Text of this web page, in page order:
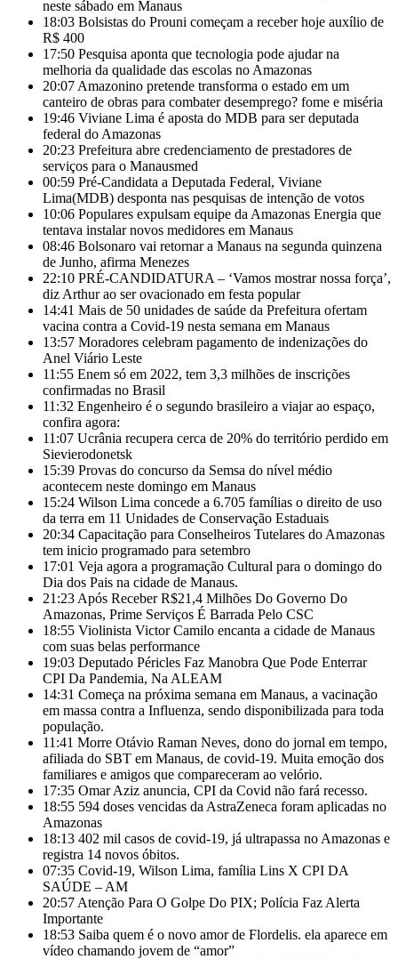
neste sábado em Manaus
18:03 Bolsistas do Prouni começam a receber hoje auxílio de
R$ 400
17:50 Pesquisa aponta que tecnologia pode ajudar na
melhoria da qualidade das escolas no Amazonas
20:07 Amazonino pretende transforma o estado em um
canteiro de obras para combater desemprego? fome e miséria
19:46 Viviane Lima é aposta do MDB para ser deputada
federal do Amazonas
20:23 Prefeitura abre credenciamento de prestadores de
serviços para o Manausmed
00:59 Pré-Candidata a Deputada Federal, Viviane
Lima(MDB) desponta nas pesquisas de intenção de votos
10:06 Populares expulsam equipe da Amazonas Energia que
tentava instalar novos medidores em Manaus
08:46 Bolsonaro vai retornar a Manaus na segunda quinzena
de Junho, afirma Menezes
22:10 PRÉ-CANDIDATURA – ‘Vamos mostrar nossa força’,
diz Arthur ao ser ovacionado em festa popular
14:41 Mais de 50 unidades de saúde da Prefeitura ofertam
vacina contra a Covid-19 nesta semana em Manaus
13:57 Moradores celebram pagamento de indenizações do
Anel Viário Leste
11:55 Enem só em 2022, tem 3,3 milhões de inscrições
confirmadas no Brasil
11:32 Engenheiro é o segundo brasileiro a viajar ao espaço,
confira agora:
11:07 Ucrânia recupera cerca de 20% do território perdido em
Sievierodonetsk
15:39 Provas do concurso da Semsa do nível médio
acontecem neste domingo em Manaus
15:24 Wilson Lima concede a 6.705 famílias o direito de uso
da terra em 11 Unidades de Conservação Estaduais
20:34 Capacitação para Conselheiros Tutelares do Amazonas
tem inicio programado para setembro
17:01 Veja agora a programação Cultural para o domingo do
Dia dos Pais na cidade de Manaus.
21:23 Após Receber R$21,4 Milhões Do Governo Do
Amazonas, Prime Serviços É Barrada Pelo CSC
18:55 Violinista Victor Camilo encanta a cidade de Manaus
com suas belas performance
19:03 Deputado Péricles Faz Manobra Que Pode Enterrar
CPI Da Pandemia, Na ALEAM
14:31 Começa na próxima semana em Manaus, a vacinação
em massa contra a Influenza, sendo disponibilizada para toda
população.
11:41 Morre Otávio Raman Neves, dono do jornal em tempo,
afiliada do SBT em Manaus, de covid-19. Muita emoção dos
familiares e amigos que compareceram ao velório.
17:35 Omar Aziz anuncia, CPI da Covid não fará recesso.
18:55 594 doses vencidas da AstraZeneca foram aplicadas no
Amazonas
18:13 402 mil casos de covid-19, já ultrapassa no Amazonas e
registra 14 novos óbitos.
07:35 Covid-19, Wilson Lima, família Lins X CPI DA
SAÚDE – AM
20:57 Atenção Para O Golpe Do PIX; Polícia Faz Alerta
Importante
18:53 Saiba quem é o novo amor de Flordelis. ela aparece em
vídeo chamando jovem de “amor”